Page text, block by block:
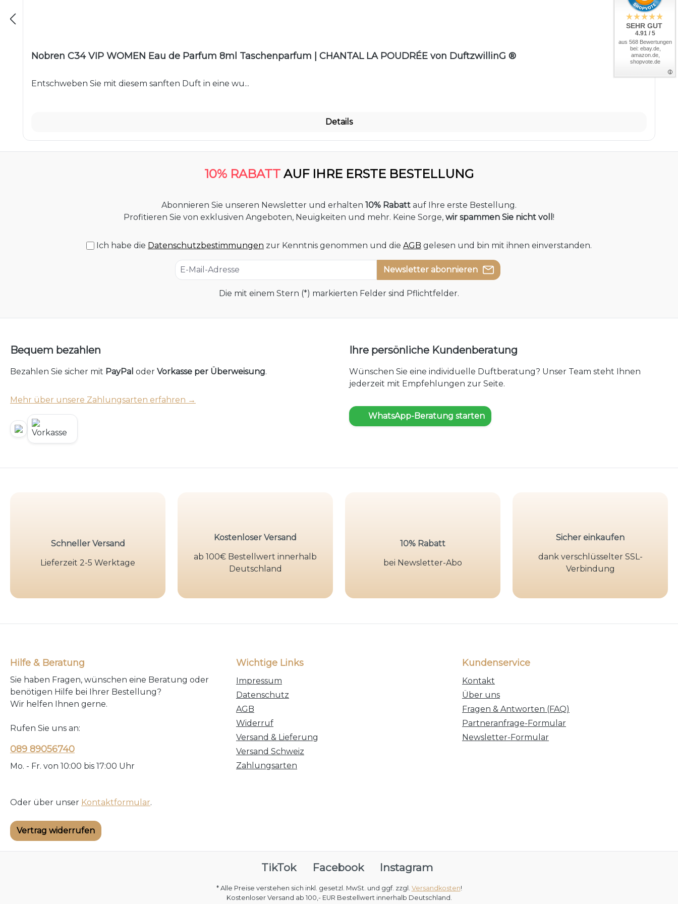
Nobren C34 VIP WOMEN Eau de Parfum 8ml Taschenparfum | CHANTAL LA POUDRÉE von DuftzwillinG ®
Entschweben Sie mit diesem sanften Duft in eine wu...
Details
10% RABATT AUF IHRE ERSTE BESTELLUNG
Abonnieren Sie unseren Newsletter und erhalten 10% Rabatt auf Ihre erste Bestellung.
Profitieren Sie von exklusiven Angeboten, Neuigkeiten und mehr. Keine Sorge, wir spammen Sie nicht voll !
Ich habe die Datenschutzbestimmungen zur Kenntnis genommen und die AGB gelesen und bin mit ihnen einverstanden.
Newsletter abonnieren
Die mit einem Stern (*) markierten Felder sind Pflichtfelder.
Bequem bezahlen
Bezahlen Sie sicher mit PayPal oder Vorkasse per Überweisung.
Mehr über unsere Zahlungsarten erfahren →
Ihre persönliche Kundenberatung
Wünschen Sie eine individuelle Duftberatung? Unser Team steht Ihnen
jederzeit mit Empfehlungen zur Seite.
WhatsApp-Beratung starten
Schneller Versand
Lieferzeit 2-5 Werktage
Kostenloser Versand
ab 100€ Bestellwert innerhalb
Deutschland
10% Rabatt
bei Newsletter-Abo
Sicher einkaufen
dank verschlüsselter SSL-
Verbindung
Hilfe & Beratung
Sie haben Fragen, wünschen eine Beratung oder
benötigen Hilfe bei Ihrer Bestellung?
Wir helfen Ihnen gerne.
Rufen Sie uns an:
089 89056740
Mo. - Fr. von 10:00 bis 17:00 Uhr
Oder über unser Kontaktformular.
Vertrag widerrufen
Wichtige Links
Impressum
Datenschutz
AGB
Widerruf
Versand & Lieferung
Versand Schweiz
Zahlungsarten
Kundenservice
Kontakt
Über uns
Fragen & Antworten (FAQ)
Partneranfrage-Formular
Newsletter-Formular
TikTok Facebook Instagram
* Alle Preise verstehen sich inkl. gesetzl. MwSt. und ggf. zzgl. Versandkosten!
Kostenloser Versand ab 100,- EUR Bestellwert innerhalb Deutschland.
SEHR GUT
4.91 / 5
aus 568 Bewertungen
bei: ebay.de,
amazon.de,
shopvote.de